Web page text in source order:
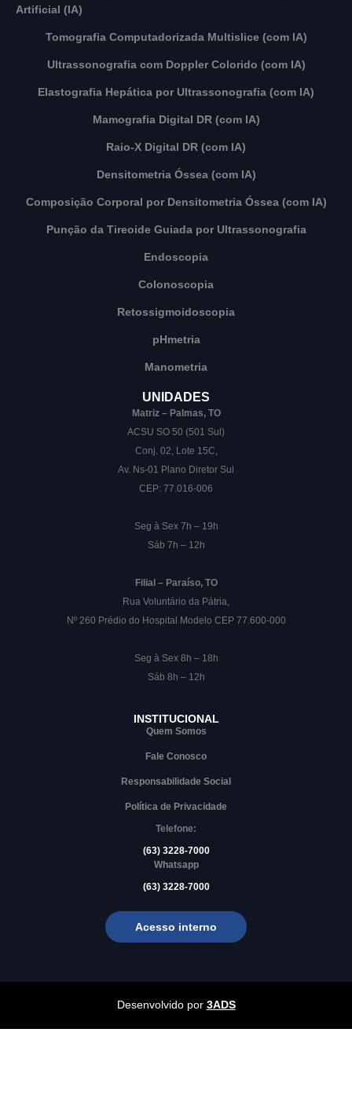
Artificial (IA)
Tomografia Computadorizada Multislice (com IA)
Ultrassonografia com Doppler Colorido (com IA)
Elastografia Hepática por Ultrassonografia (com IA)
Mamografia Digital DR (com IA)
Raio-X Digital DR (com IA)
Densitometria Óssea (com IA)
Composição Corporal por Densitometria Óssea (com IA)
Punção da Tireoide Guiada por Ultrassonografia
Endoscopia
Colonoscopia
Retossigmoidoscopia
pHmetria
Manometria
UNIDADES
Matriz – Palmas, TO
ACSU SO 50 (501 Sul)
Conj. 02, Lote 15C,
Av. Ns-01 Plano Diretor Sul
CEP: 77.016-006
Seg à Sex 7h – 19h
Sáb 7h – 12h
Filial – Paraíso, TO
Rua Voluntário da Pátria,
Nº 260 Prédio do Hospital Modelo CEP 77.600-000
Seg à Sex 8h – 18h
Sáb 8h – 12h
INSTITUCIONAL
Quem Somos
Fale Conosco
Responsabilidade Social
Política de Privacidade
Telefone:
(63) 3228-7000
Whatsapp
(63) 3228-7000
Acesso interno
Desenvolvido por 3ADS